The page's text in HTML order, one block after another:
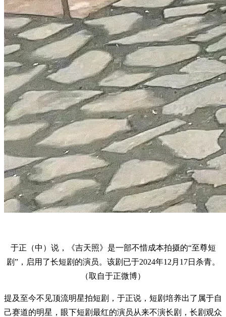
于正（中）说，《吉天照》是一部不惜成本拍摄的“至尊短
剧”，启用了长短剧的演员。该剧已于2024年12月17日杀青。
（取自于正微博）
提及至今不见顶流明星拍短剧，于正说，短剧培养出了属于自
己赛道的明星，眼下短剧最红的演员从来不演长剧，长剧观众